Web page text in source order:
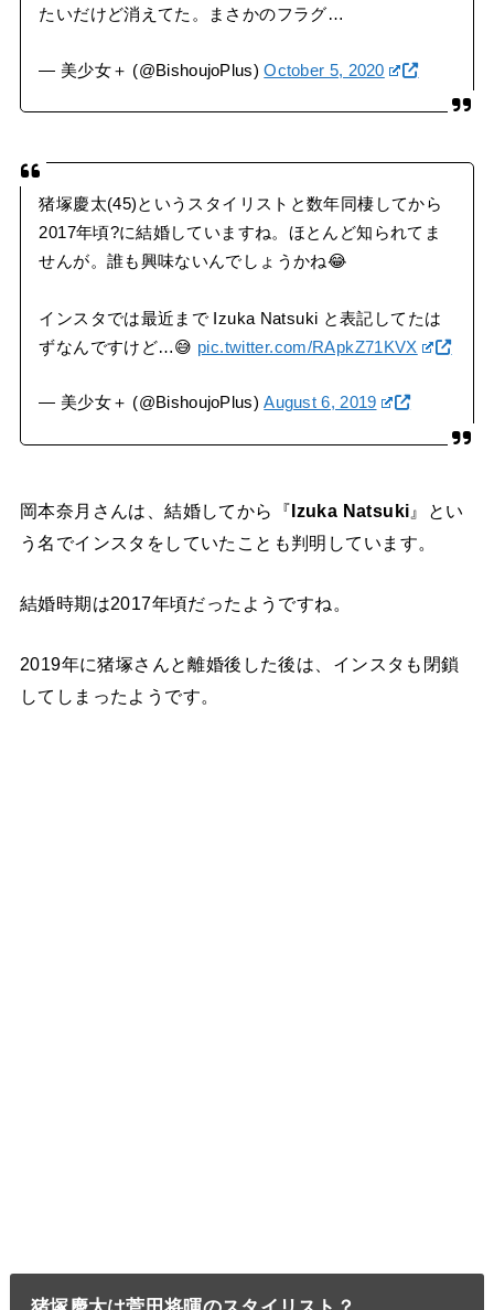
たいだけど消えてた。まさかのフラグ…
— 美少女＋ (@BishoujoPlus)October 5, 2020
猪塚慶太(45)というスタイリストと数年同棲してから
2017年頃?に結婚していますね。ほとんど知られてま
せんが。誰も興味ないんでしょうかね😂
インスタでは最近まで Izuka Natsuki と表記してたは
ずなんですけど…😅 pic.twitter.com/RApkZ71KVX
— 美少女＋ (@BishoujoPlus)August 6, 2019
岡本奈月さんは、結婚してから『Izuka Natsuki 』とい
う名でインスタをしていたことも判明しています。
結婚時期は2017年頃だったようですね。
2019年に猪塚さんと離婚後した後は、インスタも閉鎖
してしまったようです。